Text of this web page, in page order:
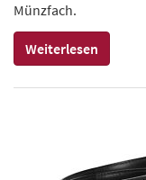
Münzfach.
Weiterlesen